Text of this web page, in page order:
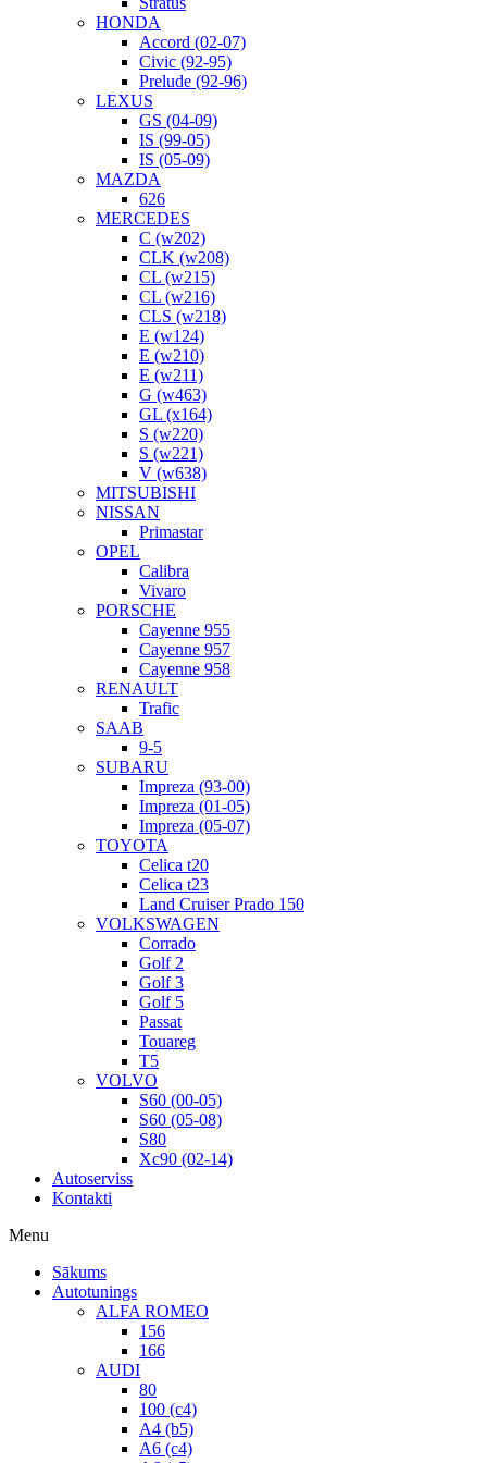
HONDA
Accord (02-07)
Civic (92-95)
Prelude (92-96)
LEXUS
GS (04-09)
IS (99-05)
IS (05-09)
MAZDA
626
MERCEDES
C (w202)
CLK (w208)
CL (w215)
CL (w216)
CLS (w218)
E (w124)
E (w210)
E (w211)
G (w463)
GL (x164)
S (w220)
S (w221)
V (w638)
MITSUBISHI
NISSAN
Primastar
OPEL
Calibra
Vivaro
PORSCHE
Cayenne 955
Cayenne 957
Cayenne 958
RENAULT
Trafic
SAAB
9-5
SUBARU
Impreza (93-00)
Impreza (01-05)
Impreza (05-07)
TOYOTA
Celica t20
Celica t23
Land Cruiser Prado 150
VOLKSWAGEN
Corrado
Golf 2
Golf 3
Golf 5
Passat
Touareg
T5
VOLVO
S60 (00-05)
S60 (05-08)
S80
Xc90 (02-14)
Autoserviss
Kontakti
Menu
Sākums
Autotunings
ALFA ROMEO
156
166
AUDI
80
100 (c4)
A4 (b5)
A6 (c4)